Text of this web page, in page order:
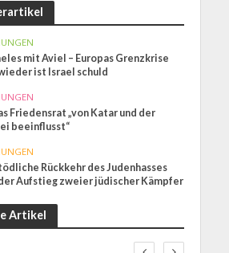
mit Aviel – Europas Grenzkrise
ist Israel schuld
Friedensrat „von Katar und der
beeinflusst“
Rückkehr des Judenhasses
Aufstieg zweier jüdischer Kämpfer
Artikel